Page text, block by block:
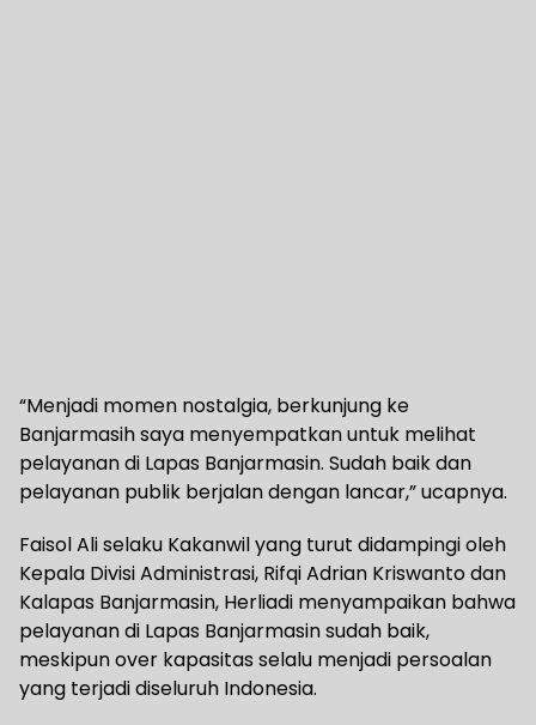
“Menjadi momen nostalgia, berkunjung ke
Banjarmasih saya menyempatkan untuk melihat
pelayanan di Lapas Banjarmasin. Sudah baik dan
pelayanan publik berjalan dengan lancar,” ucapnya.
Faisol Ali selaku Kakanwil yang turut didampingi oleh
Kepala Divisi Administrasi, Rifqi Adrian Kriswanto dan
Kalapas Banjarmasin, Herliadi menyampaikan bahwa
pelayanan di Lapas Banjarmasin sudah baik,
meskipun over kapasitas selalu menjadi persoalan
yang terjadi diseluruh Indonesia.